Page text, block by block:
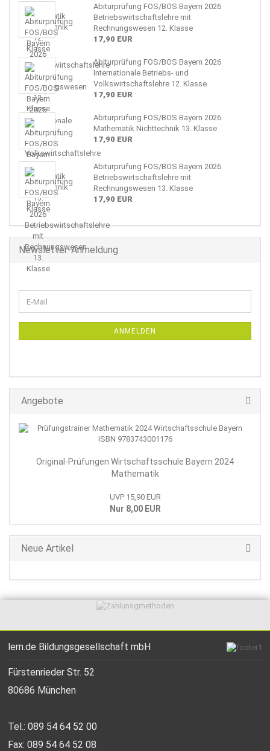
Abiturprüfung FOS/BOS Bayern 2026
Betriebswirtschaftslehre mit
Rechnungswesen 12. Klasse
17,90 EUR
Abiturprüfung FOS/BOS Bayern 2026
Internationale Betriebs- und
Volkswirtschaftslehre 12. Klasse
17,90 EUR
Abiturprüfung FOS/BOS Bayern 2026
Mathematik Nichttechnik 13. Klasse
17,90 EUR
Abiturprüfung FOS/BOS Bayern 2026
Betriebswirtschaftslehre mit
Rechnungswesen 13. Klasse
17,90 EUR
Newsletter-Anmeldung
ZUR
E-
Mail
ANMELDEN
Angebote
Original-Prüfungen Wirtschaftsschule Bayern 2024
Mathematik
UVP 15,90 EUR
Nur 8,00 EUR
Neue Artikel
lern.de Bildungsgesellschaft mbH
Fürstenrieder Str. 52
80686 München
Tel.: 089 54 64 52 00
Fax: 089 54 64 52 08